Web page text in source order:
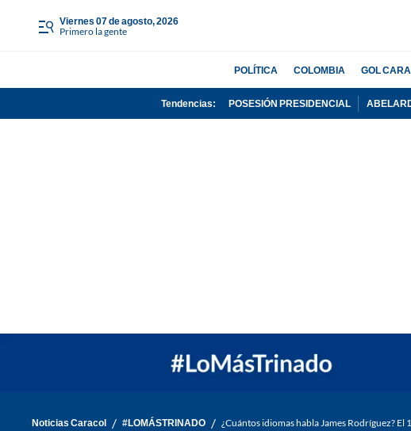
viernes 07 de agosto, 2026
Primero la gente
POLÍTICA COLOMBIA GOL
Tendencias: POSESIÓN PRESIDENCIAL
Noticias Caracol / #LOMÁSTRINADO / ¿Cuántos idiomas habla James Rodríguez?